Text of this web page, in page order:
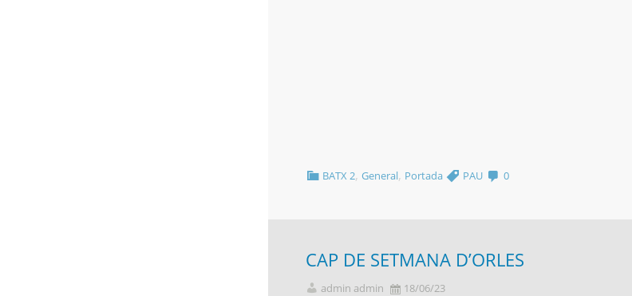
BATX 2,General, Portada PAU 0
CAP DE SETMANA D’ORLES
admin admin 18/06/23